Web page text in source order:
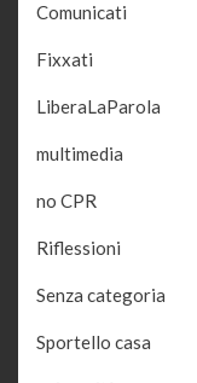
Comunicati
Fixxati
LiberaLaParola
multimedia
no CPR
Riflessioni
Senza categoria
Sportello casa